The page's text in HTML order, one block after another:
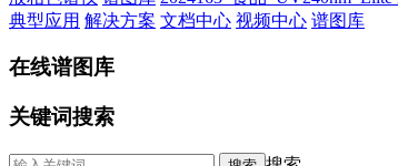
典型应用 解决方案 文档中心 视频中心 谱图库
在线谱图库
关键词搜索